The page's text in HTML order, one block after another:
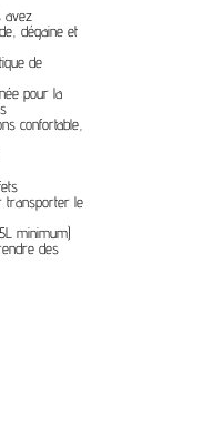
avez
dégaine et
de
pour la
confortable,
transporter le
minimum)
des